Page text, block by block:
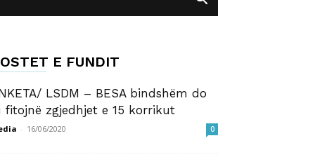
E FUNDIT
LSDM – BESA bindshëm do
fitojnë zgjedhjet e 15 korrikut
- 16/06/2020 0